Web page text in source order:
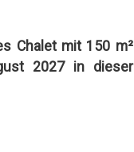
Chalet mit 150 m²
2027 in dieser